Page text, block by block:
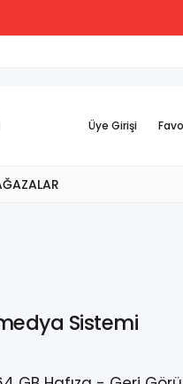
Üye Girişi
Sistemi